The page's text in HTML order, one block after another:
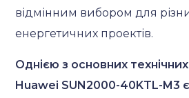
відмінним вибором для
енергетичних проектів.
Однією з основних
Huawei SUN2000-40KTL-M3